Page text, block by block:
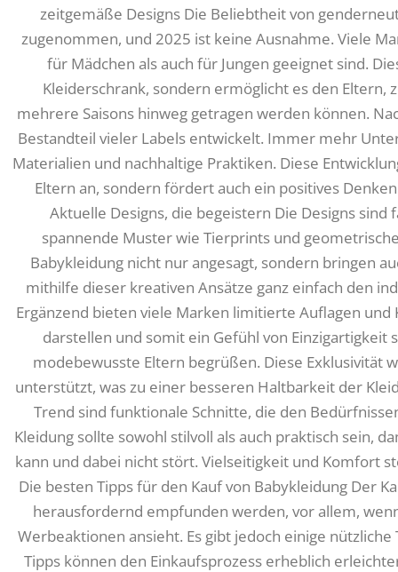
zeitgemäße Designs Die Beliebtheit von
zugenommen, und 2025 ist keine Ausnahme. Viele
für Mädchen als auch für Jungen geeignet sind.
Kleiderschrank, sondern ermöglicht es den Eltern,
mehrere Saisons hinweg getragen werden können.
Bestandteil vieler Labels entwickelt. Immer mehr
Materialien und nachhaltige Praktiken. Diese
Eltern an, sondern fördert auch ein positives
Aktuelle Designs, die begeistern Die Designs
spannende Muster wie Tierprints und
Babykleidung nicht nur angesagt, sondern bringen
mithilfe dieser kreativen Ansätze ganz einfach den
Ergänzend bieten viele Marken limitierte Auflagen und
darstellen und somit ein Gefühl von Einzigartigkeit
modebewusste Eltern begrüßen. Diese Exklusivität
unterstützt, was zu einer besseren Haltbarkeit der
Trend sind funktionale Schnitte, die den
Kleidung sollte sowohl stilvoll als auch praktisch sein,
kann und dabei nicht stört. Vielseitigkeit und Komfort
Die besten Tipps für den Kauf von Babykleidung Der
herausfordernd empfunden werden, vor allem,
Werbeaktionen ansieht. Es gibt jedoch einige
Tipps können den Einkaufsprozess erheblich